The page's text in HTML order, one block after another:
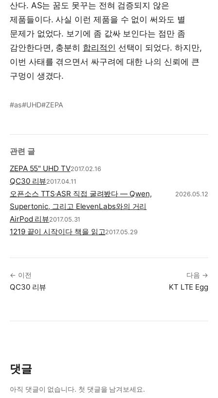
산다. AS는 꿈도 못꾸는 전혀 검증되지 않은
제품들이다. 사실 이런 제품을 수 없이 써와도 별
문제가 없었다. 보기에 좀 값싸 보인다는 점만 좀
감안한다면, 충분히 합리적인 선택이 되었다. 하지만,
이번 사태를 겪으면서 싸구려에 대한 나의 신뢰에 큰
구멍이 생겼다.
#as#UHD#ZEPA
관련 글
ZEPA 55" UHD TV2017.02.16
QC30 리뷰2017.04.11
오픈소스 TTS·ASR 직접 굴려봤다 — Qwen,
Supertonic, 그리고 ElevenLabs와의 거리
2026.05.12
AirPod 리뷰2017.05.31
1219 끝이 시작이다 책을 읽고2017.05.29
← 이전
QC30 리뷰
다음 →
KT LTE Egg
댓글
아직 댓글이 없습니다. 첫 댓글을 남겨보세요.